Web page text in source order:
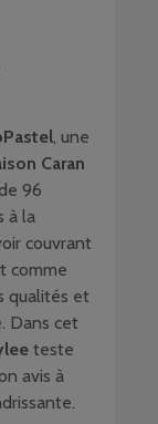
, une
Caran
96
à la
couvrant
comme
qualités et
Dans cet
teste
avis à